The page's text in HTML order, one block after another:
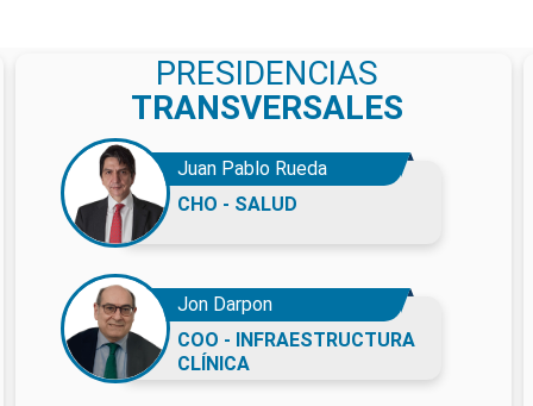
PRESIDENCIAS
TRANSVERSALES
Juan Pablo Rueda
CHO - SALUD
Jon Darpon
COO - INFRAESTRUCTURA
CLÍNICA